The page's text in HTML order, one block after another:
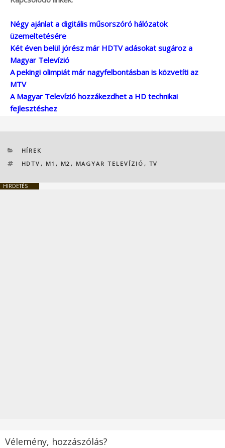
Négy ajánlat a digitális műsorszóró hálózatok
üzemeltetésére
Két éven belül jórész már HDTV adásokat sugároz a
Magyar Televízió
A pekingi olimpiát már nagyfelbontásban is közvetíti az
MTV
A Magyar Televízió hozzákezdhet a HD technikai
fejlesztéshez
KATEGÓRIÁK
HÍREK
CÍMKÉK
HDTV , M1 , M2 , MAGYAR TELEVÍZIÓ , TV
HIRDETÉS
Vélemény, hozzászólás?